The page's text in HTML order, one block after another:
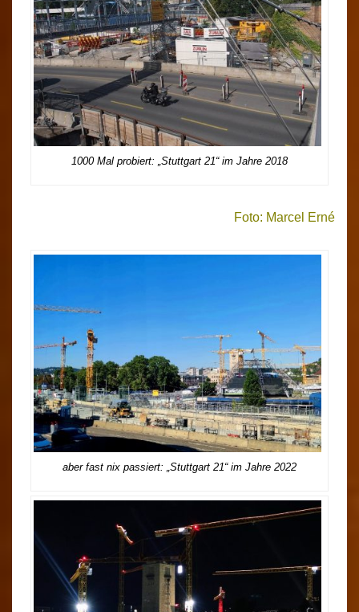
1000 Mal probiert: „Stuttgart 21“ im Jahre 2018
Foto: Marcel Erné
aber fast nix passiert: „Stuttgart 21“ im Jahre 2022